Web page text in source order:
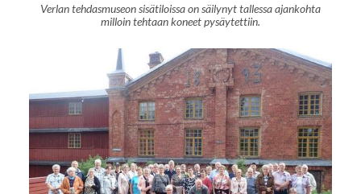
Verlan tehdasmuseon sisätiloissa on säilynyt tallessa ajankohta
milloin tehtaan koneet pysäytettiin.